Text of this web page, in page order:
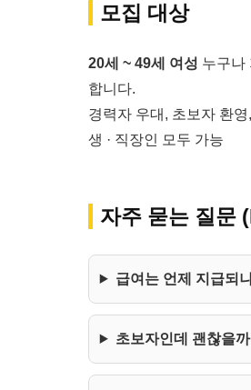
모집 대상
20세 ~ 49세 여성 누구나
합니다.
경력자 우대, 초보자 환영
생 · 직장인 모두 가능
자주 묻는 질문
급여는 언제 지급되
초보자인데 괜찮을